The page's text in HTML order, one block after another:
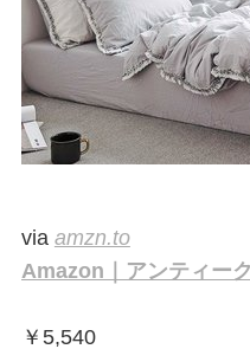
via amzn.to
Amazon｜アンティー
￥ 5,540